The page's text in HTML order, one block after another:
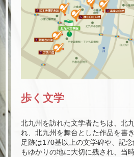
歩く文学
北九州を訪れた文学者たちは、北
れ、北九州を舞台とした作品を書
足跡は170基以上の文学碑や、記
もゆかりの地に大切に残され、当